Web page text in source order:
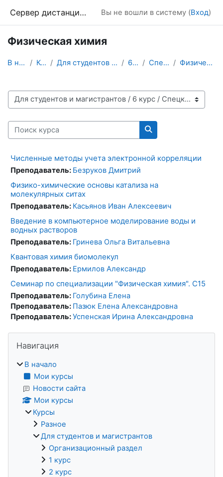
Сервер дистанционного обучения Химического факультета МГУ Вы не вошли в систему (Вход)
Физическая химия
В начало Курсы Для студентов и магистрантов 6 курс Спецкурсы Физическая химия
Категории курсов
Поиск курса
Поиск курса
Численные методы учета электронной корреляции
Преподаватель: Безруков Дмитрий
Физико-химические основы катализа на
молекулярных ситах
Преподаватель: Касьянов Иван Алексеевич
Введение в компьютерное моделирование воды и
водных растворов
Преподаватель: Гринева Ольга Витальевна
Квантовая химия биомолекул
Преподаватель: Ермилов Александр
Семинар по специализации "Физическая химия". С15
Преподаватель: Голубина Елена
Преподаватель: Пазюк Елена Александровна
Преподаватель:Успенская Ирина Александровна
Блоки
Навигация
В начало
Мои курсы
Новости сайта
Мои курсы
Курсы
Разное
Для студентов и магистрантов
Организационный раздел
1 курс
2 курс